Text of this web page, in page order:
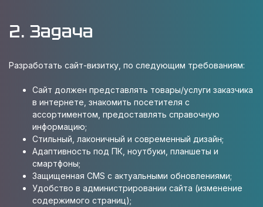
2. Задача
Разработать cайт-визитку, по следующим требованиям:
Сайт должен представлять товары/услуги заказчика
в интернете, знакомить посетителя с
ассортиментом, предоставлять справочную
информацию;
Стильный, лаконичный и современный дизайн;
Адаптивность под ПК, ноутбуки, планшеты и
смартфоны;
Защищенная CMS с актуальными обновлениями;
Удобство в администрировании сайта (изменение
содержимого страниц);